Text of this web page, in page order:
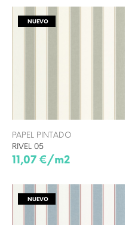
NUEVO
PAPEL PINTADO
RIVEL 05
11,07 €/m2
NUEVO